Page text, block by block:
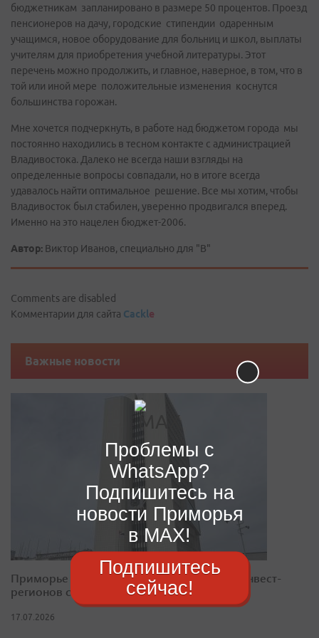
бюджетникам запланировано в размере 50 процентов. Проезд
пенсионеров на дачу, городские стипендии одаренным
учащимся, новое оборудование для больниц и школ, выплаты
учителям для приобретения учебной литературы. Этот
перечень можно продолжить, и главное, наверное, в том, что в
той или иной мере положительные изменения коснутся
большинства горожан.
Мне хочется подчеркнуть, в работе над бюджетом города мы
постоянно находились в тесном контакте с администрацией
Владивостока. Далеко не всегда наши взгляды на
определенные вопросы совпадали, но в итоге всегда
удавалось найти оптимальное решение. Все мы хотим, чтобы
Владивосток был стабилен, уверенно продвигался вперед.
Именно на это нацелен бюджет-2006.
Автор: Виктор Иванов, специально для "В"
Comments are disabled
Комментарии для сайта Cackle
Важные новости
Приморье закрепилось в десятке лучших инвест-
регионов страны
17.07.2026
Проблемы с
WhatsApp?
Подпишитесь на
новости Приморья
в MAX!
Подпишитесь
сейчас!